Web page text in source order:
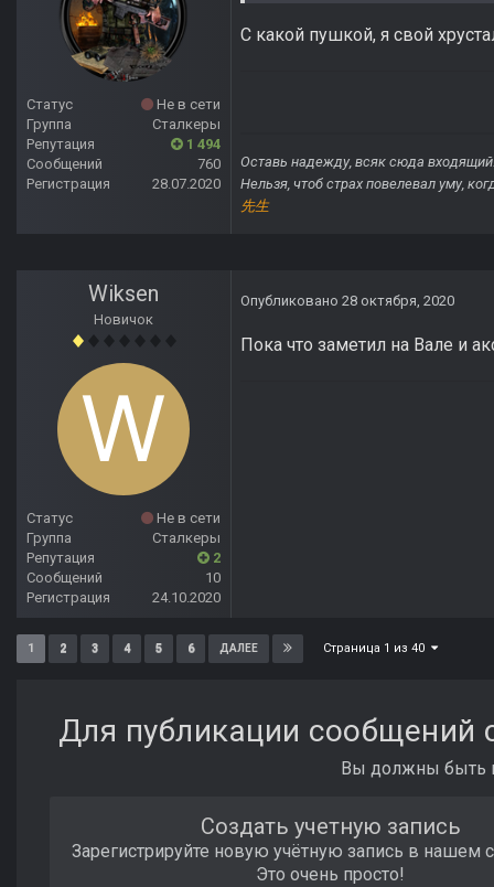
Статус
Не в сети
Группа
Сталкеры
Репутация
1 494
Сообщений
760
Регистрация
28.07.2020
С какой пушкой, я свой
Оставь надежду, всяк сюда
Нельзя, чтоб страх повелевал уму,
先生
Wiksen
Новичок
Статус
Не в сети
Группа
Сталкеры
Репутация
2
Сообщений
10
Регистрация
24.10.2020
Опубликовано 28 октября, 2020
Пока что заметил на Вале и
1 2 3 4 5 6 ДАЛЕЕ Страница 1 из 40
Для публикации сообщений
Вы должны быть
Создать учетную запись
Зарегистрируйте новую учётную запись в нашем
Это очень просто!